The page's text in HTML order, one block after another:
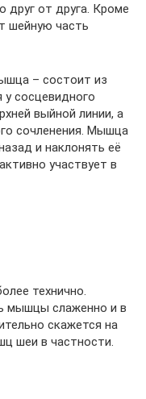
друг от друга. Кроме
шейную часть
– состоит из
сосцевидного
выйной линии, а
сочленения. Мышца
и наклонять её
участвует в
технично.
мышцы слаженно и в
скажется на
шеи в частности.